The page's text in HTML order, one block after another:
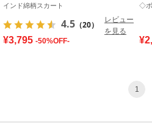
インド綿柄スカート
4.5 （20）
レビュー
を見る
¥3,795 -50%OFF-
◇ボ
1